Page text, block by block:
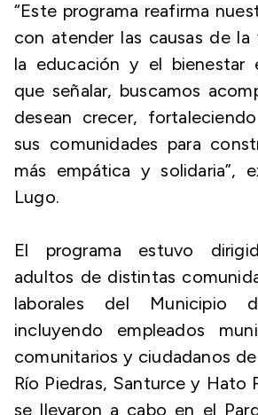
“Este programa reafirma
con atender las causas de la
la educación y el bienestar
que señalar, buscamos
desean crecer,
sus comunidades para
más empática y solidaria”,
Lugo.
El programa estuvo
adultos de distintas
laborales del Municipio
incluyendo empleados
comunitarios y ciudadanos
Río Piedras, Santurce y Hato
se llevaron a cabo en el